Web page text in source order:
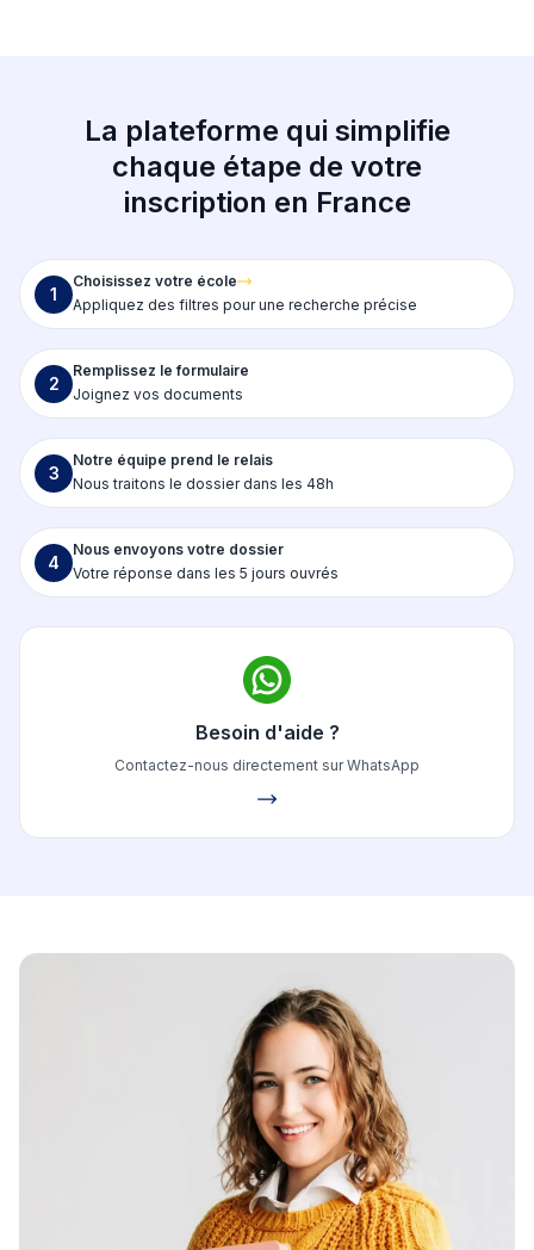
La plateforme qui simplifie
chaque étape de votre
inscription en France
1
Choisissez votre école
Appliquez des filtres pour une recherche précise
2
Remplissez le formulaire
Joignez vos documents
3
Notre équipe prend le relais
Nous traitons le dossier dans les 48h
4
Nous envoyons votre dossier
Votre réponse dans les 5 jours ouvrés
Besoin d'aide ?
Contactez-nous directement sur WhatsApp